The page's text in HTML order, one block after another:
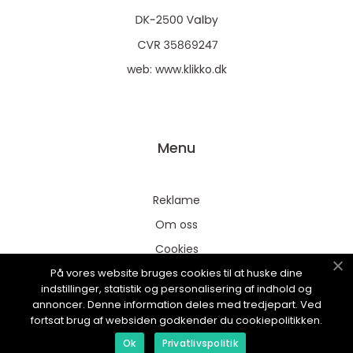
web: www.klikko.dk
Menu
Reklame
Om oss
Cookies
Kontakt Oss
Sitemap
På vores website bruges cookies til at huske dine
indstillinger, statistik og personalisering af indhold og
annoncer. Denne information deles med tredjepart. Ved
fortsat brug af websiden godkender du cookiepolitikken.
Ok Privatlivspolitik